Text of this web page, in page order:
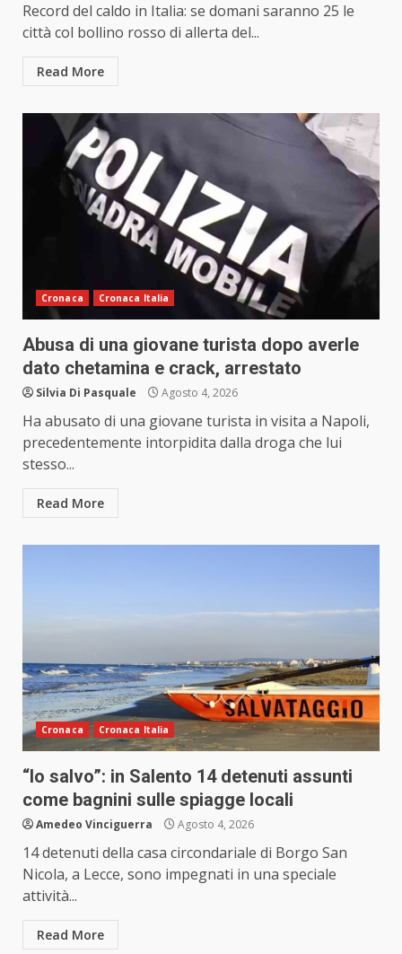
Record del caldo in Italia: se domani saranno 25 le
città col bollino rosso di allerta del...
Read More
Cronaca Cronaca Italia
Abusa di una giovane turista dopo averle
dato chetamina e crack, arrestato
Silvia Di Pasquale Agosto 4, 2026
Ha abusato di una giovane turista in visita a Napoli,
precedentemente intorpidita dalla droga che lui
stesso...
Read More
Cronaca Cronaca Italia
“Io salvo”: in Salento 14 detenuti assunti
come bagnini sulle spiagge locali
Amedeo Vinciguerra Agosto 4, 2026
14 detenuti della casa circondariale di Borgo San
Nicola, a Lecce, sono impegnati in una speciale
attività...
Read More